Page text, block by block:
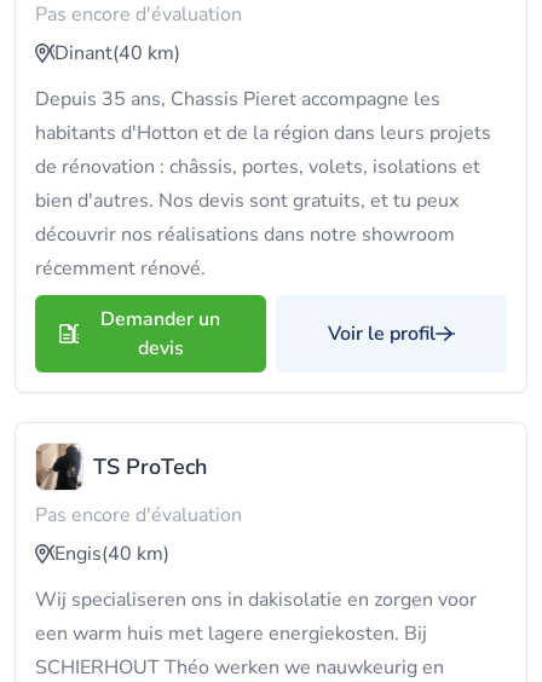
Pas encore d'évaluation
Dinant(40 km)
Depuis 35 ans, Chassis Pieret accompagne les
habitants d'Hotton et de la région dans leurs projets
de rénovation : châssis, portes, volets, isolations et
bien d'autres. Nos devis sont gratuits, et tu peux
découvrir nos réalisations dans notre showroom
récemment rénové.
Demander un
devis
Voir le profil
TS ProTech
Pas encore d'évaluation
Engis(40 km)
Wij specialiseren ons in dakisolatie en zorgen voor
een warm huis met lagere energiekosten. Bij
SCHIERHOUT Théo werken we nauwkeurig en